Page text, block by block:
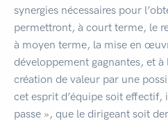
synergies nécessaires pour
permettront, à court terme, le
à moyen terme, la mise en
développement gagnantes, et
création de valeur par une
cet esprit d’équipe soit
passe », que le dirigeant soit